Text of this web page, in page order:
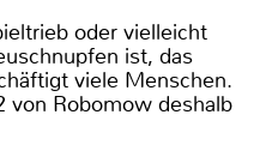
oder vielleicht
ist, das
viele Menschen.
von Robomow deshalb